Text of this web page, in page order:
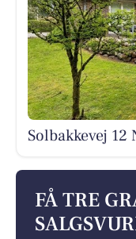
Solbakkevej
FÅ TRE